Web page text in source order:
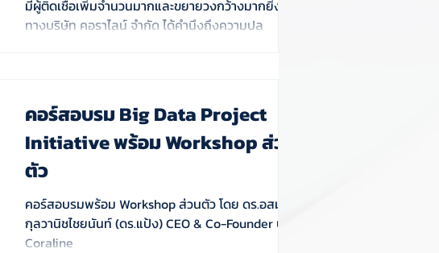
มีผู้ติดเชื้อเพิ่มจำนวนมากและขยายวงกว้างมากยิ่งขึ้น
ทางบริษัท คอราไลน์ จำกัด ได้คำนึงถึงความปล
คอร์สอบรม Big Data Project
Initiative พร้อม Workshop ส่วน
ตัว
คอร์สอบรมพร้อม Workshop ส่วนตัว โดย ดร.อสมา
กุลวานิชไชยนันท์ (ดร.แป้ง) CEO & Co-Founder บริษัท
Coraline